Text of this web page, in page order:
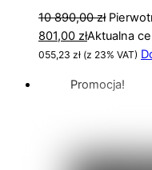
10 890,00zł
801,00 złAktualna
055,23 zł (z 23% VAT)
Promocja!